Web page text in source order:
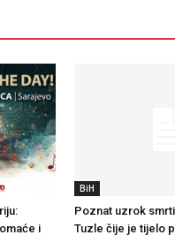
i
BiH
Poznat uzrok
Tuzle čije je tijelo